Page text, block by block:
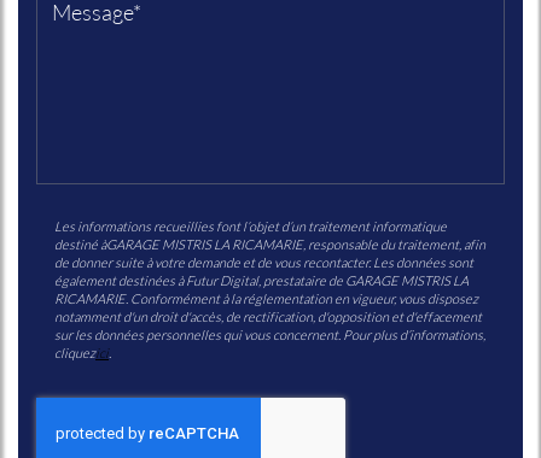
Les informations recueillies font l’objet d’un traitement informatique
destiné àGARAGE MISTRIS LA RICAMARIE, responsable du traitement, afin
de donner suite à votre demande et de vous recontacter. Les données sont
également destinées à Futur Digital, prestataire de GARAGE MISTRIS LA
RICAMARIE. Conformément à la réglementation en vigueur, vous disposez
notamment d'un droit d'accès, de rectification, d'opposition et d'effacement
sur les données personnelles qui vous concernent. Pour plus d’informations,
cliquezici.